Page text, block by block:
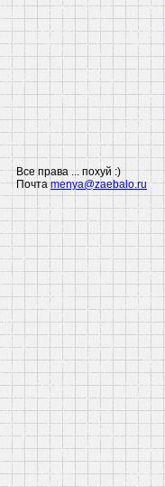
Все права ... похуй :)
Почтаmenya@zaebalo.ru